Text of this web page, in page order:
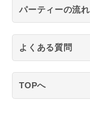
パーティーの流れ
よくある質問
TOPへ